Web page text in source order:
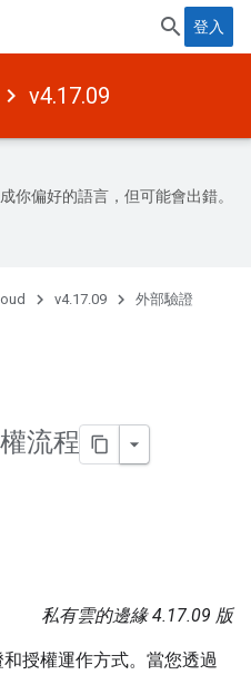
登入
v4.17.09
你偏好的語言，但可能會出錯。
v4.17.09 外部驗證
流程
私有雲的邊緣 4.17.09 版
授權運作方式。當您透過